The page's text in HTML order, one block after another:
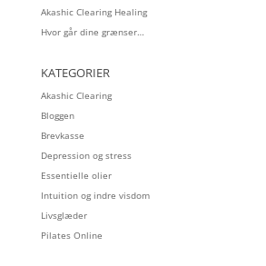
Akashic Clearing Healing
Hvor går dine grænser…
KATEGORIER
Akashic Clearing
Bloggen
Brevkasse
Depression og stress
Essentielle olier
Intuition og indre visdom
Livsglæder
Pilates Online